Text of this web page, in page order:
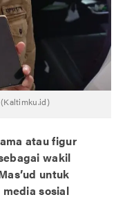
atau figur
wakil
untuk
sosial